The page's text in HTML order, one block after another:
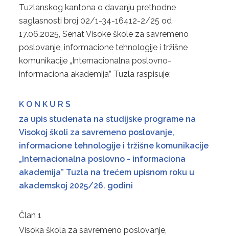
Tuzlanskog kantona o davanju prethodne
saglasnosti broj 02/1-34-16412-2/25 od
17.06.2025, Senat Visoke škole za savremeno
poslovanje, informacione tehnologije i tržišne
komunikacije „Internacionalna poslovno-
informaciona akademija” Tuzla raspisuje:
K O N K U R S
za upis studenata na studijske programe na
Visokoj školi za savremeno poslovanje,
informacione tehnologije i tržišne komunikacije
„Internacionalna poslovno - informaciona
akademija” Tuzla na trećem upisnom roku u
akademskoj 2025/26. godini
Član 1
Visoka škola za savremeno poslovanje,